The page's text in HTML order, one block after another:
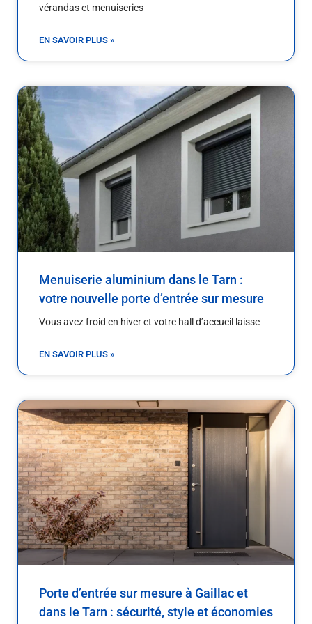
vérandas et menuiseries
EN SAVOIR PLUS »
Menuiserie aluminium dans le Tarn :
votre nouvelle porte d’entrée sur mesure
Vous avez froid en hiver et votre hall d’accueil laisse
EN SAVOIR PLUS »
Porte d’entrée sur mesure à Gaillac et
dans le Tarn : sécurité, style et économies